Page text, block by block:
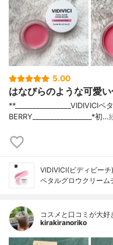
5.00
はなびらのような可愛
**⁡________________⁡⁡VIDIVICI⁡
BERRY⁡_________________*初…
VIDIVICI(ビディビーチ)
ペタルグロウクリーム
コスメと口コミが大好
kirakiranoriko